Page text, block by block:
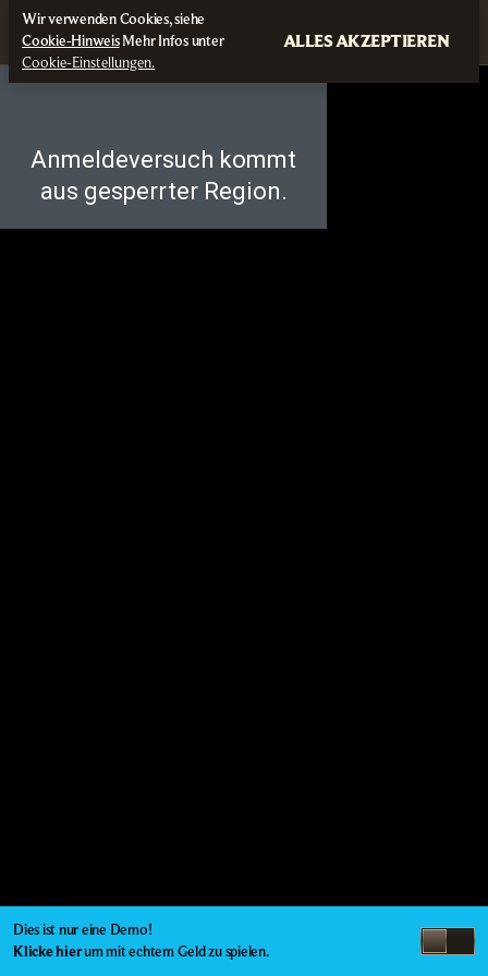
Dies ist nur eine Demo!
Klicke hierum mit echtem Geld zu spielen.
Wir verwenden Cookies, siehe
Cookie-HinweisMehr Infos unter
Cookie-Einstellungen.
ALLES AKZEPTIEREN